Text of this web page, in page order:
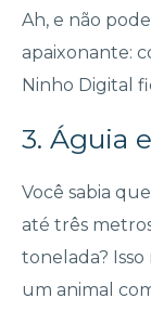
Ah, e não
apaixonante:
Ninho Digital
3. Águia
Você sabia
até três
tonelada?
um animal